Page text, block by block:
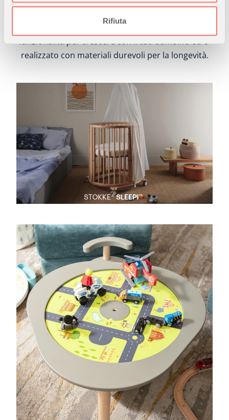
analizzare il nostro traffico. Condividiamo inoltre
informazioni sul modo in cui utilizza il nostro sito con i
nostri partner che si occupano di analisi dei dati web,
pubblicità e social media, i quali potrebbero combinarle
con altre informazioni che ha fornito loro o che hanno
Rifiuta